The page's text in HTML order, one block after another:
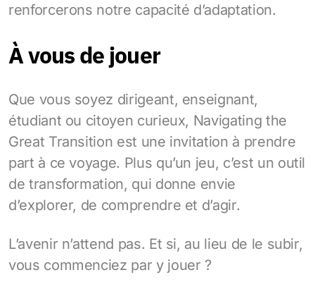
renforcerons notre capacité d’adaptation.
À vous de jouer
Que vous soyez dirigeant, enseignant,
étudiant ou citoyen curieux, Navigating the
Great Transition est une invitation à prendre
part à ce voyage. Plus qu’un jeu, c’est un outil
de transformation, qui donne envie
d’explorer, de comprendre et d’agir.
L’avenir n’attend pas. Et si, au lieu de le subir,
vous commenciez par y jouer ?